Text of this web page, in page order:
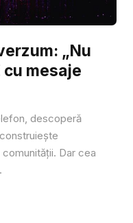
„Nu
mesaje
descoperă
Dar cea